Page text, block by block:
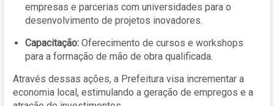
empresas e parcerias com universidades para o
desenvolvimento de projetos inovadores.
Capacitação: Oferecimento de cursos e workshops
para a formação de mão de obra qualificada.
Através dessas ações, a Prefeitura visa incrementar a
economia local, estimulando a geração de empregos e a